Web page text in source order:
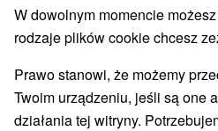
1.
W dowolnym momencie
rodzaje plików cookie chcesz
Prawo stanowi, że możemy
Twoim urządzeniu, jeśli są one
działania tej witryny.